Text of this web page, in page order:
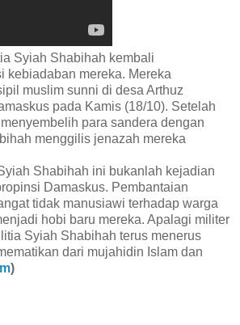
Syiah Shabihah kembali
kebiadaban mereka. Mereka
muslim sunni di desa Arthuz
pada Kamis (18/10). Setelah
para sandera dengan
menggilis jenazah mereka
Shabihah ini bukanlah kejadian
Damaskus. Pembantaian
tidak manusiawi terhadap warga
hobi baru mereka. Apalagi militer
Syiah Shabihah terus menerus
dari mujahidin Islam dan
)